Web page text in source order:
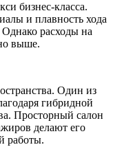
бизнес-класса.
и плавность хода
расходы на
выше.
Один из
гибридной
Просторный салон
делают его
работы.